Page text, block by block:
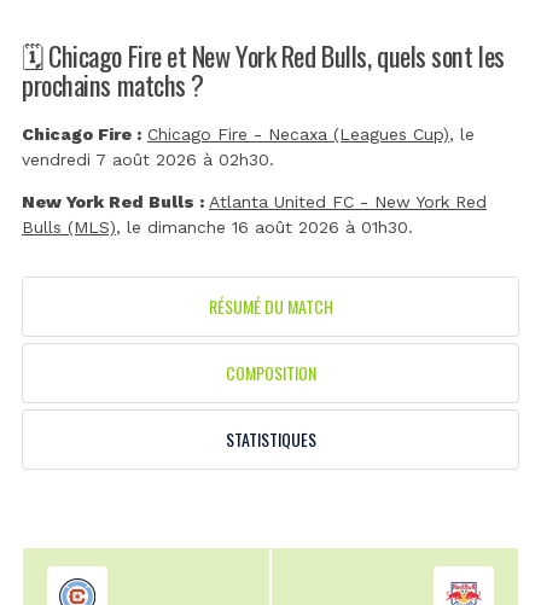
🗓️ Chicago Fire et New York Red Bulls, quels sont les
prochains matchs ?
Chicago Fire : Chicago Fire - Necaxa (Leagues Cup), le
vendredi 7 août 2026 à 02h30.
New York Red Bulls : Atlanta United FC - New York Red
Bulls (MLS), le dimanche 16 août 2026 à 01h30.
RÉSUMÉ DU MATCH
COMPOSITION
STATISTIQUES